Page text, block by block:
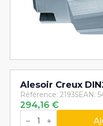
Alesoir Creux
Référence: 21935EAN:
294,16 €
quantité
de